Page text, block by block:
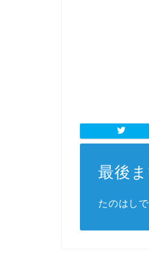
最後
たのはしで